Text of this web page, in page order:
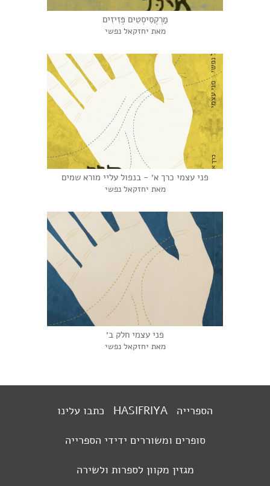
מַרְקְסִיסְטִים פְּזִיזִים
מאת יחזקאל נפשי
פני עצמי כרך א׳ - בנפול עליי מורא שמים
מאת יחזקאל נפשי
פני עצמי חלק ב׳
מאת יחזקאל נפשי
הספרייה HASIFRIYA כתבו עלינו
סופרים ומשוררים ידידי הספרייה
מגזין מקוון לספרות ולשירה